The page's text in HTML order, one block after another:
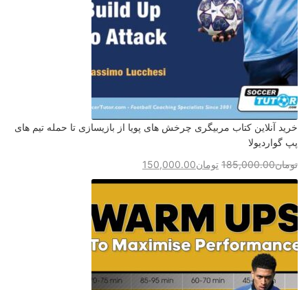
خرید آنلاین کتاب مربیگری چرخش های پویا از بازیسازی تا حمله تیم های
پپ گواردیولا
تومان185,000.00 تومان150,000.00